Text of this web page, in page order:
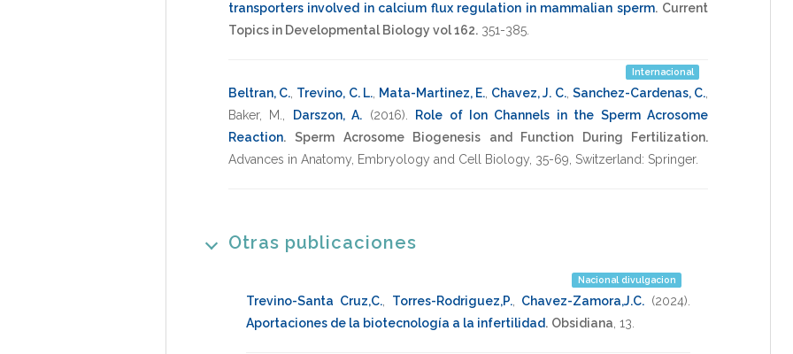
transporters involved in calcium flux regulation in mammalian sperm. Current
Topics in Developmental Biology vol 162. 351-385
Internacional
Beltran, C. Trevino, C. L., Mata-Martinez, E. Chavez, J. C., Sanchez-Cardenas, C.
Baker, M.
Darszon, A. (2016)
Role of Ion Channels in the Sperm Acrosome
Reaction.
Sperm Acrosome Biogenesis and Function During Fertilization.
Advances in Anatomy, Embryology and Cell Biology 35-69 Switzerland: Springer.
Otras publicaciones
Nacional divulgacion
Trevino-Santa Cruz,C., Torres-Rodriguez,P., Chavez-Zamora,J.C. (2024)
Aportaciones de la biotecnología a la infertilidad. Obsidiana 13